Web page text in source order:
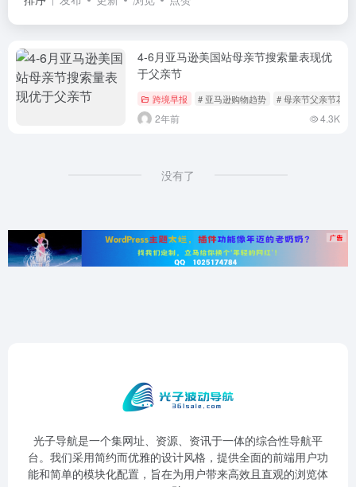
4-6月亚马逊美国站母亲节搜索量表现优
于父亲节
跨境早报 # 亚马逊购物趋势 # 母亲节父亲节花费
2年前 4.3K
没有了
光子导航是一个集网址、资源、资讯于一体的综合性导航平
台。我们采用简约而优雅的设计风格，提供全面的前端用户功
能和简单的模块化配置，旨在为用户带来高效且直观的浏览体